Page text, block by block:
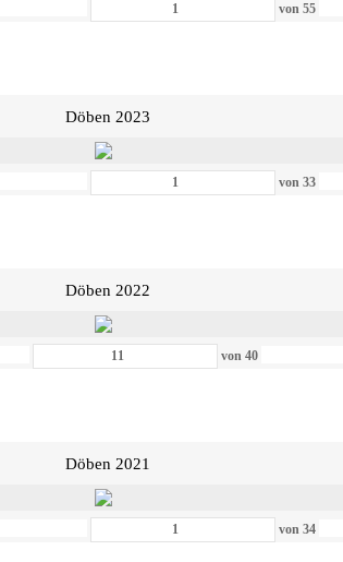
von55
Döben 2023
von33
Döben 2022
von40
Döben 2021
von34